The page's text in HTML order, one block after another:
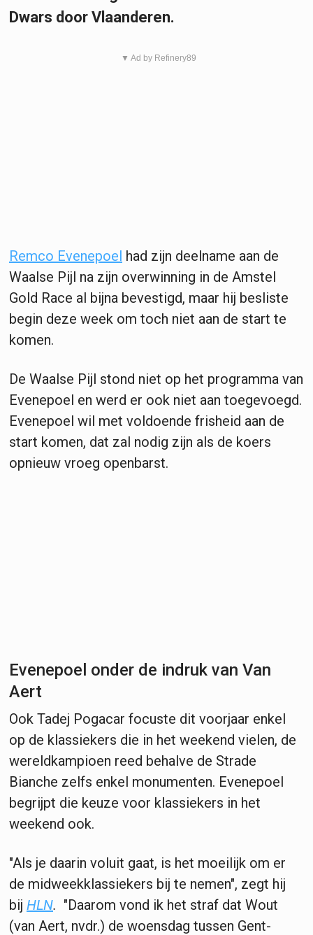
Dwars door Vlaanderen.
▼ Ad by Refinery89
Remco Evenepoel had zijn deelname aan de
Waalse Pijl na zijn overwinning in de Amstel
Gold Race al bijna bevestigd, maar hij besliste
begin deze week om toch niet aan de start te
komen.
De Waalse Pijl stond niet op het programma van
Evenepoel en werd er ook niet aan toegevoegd.
Evenepoel wil met voldoende frisheid aan de
start komen, dat zal nodig zijn als de koers
opnieuw vroeg openbarst.
Evenepoel onder de indruk van Van
Aert
Ook Tadej Pogacar focuste dit voorjaar enkel
op de klassiekers die in het weekend vielen, de
wereldkampioen reed behalve de Strade
Bianche zelfs enkel monumenten. Evenepoel
begrijpt die keuze voor klassiekers in het
weekend ook.
"Als je daarin voluit gaat, is het moeilijk om er
de midweekklassiekers bij te nemen", zegt hij
bij HLN. "Daarom vond ik het straf dat Wout
(van Aert, nvdr.) de woensdag tussen Gent-